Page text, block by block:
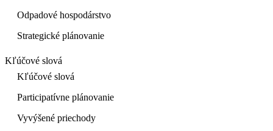
Odpadové hospodárstvo
Strategické plánovanie
Kľúčové slová
Kľúčové slová
Participatívne plánovanie
Vyvýšené priechody